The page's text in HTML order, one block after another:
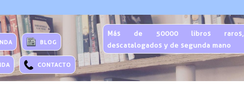
BLOG
CONTACTO
Más de 50000 libros raros,
descatalogados y de segunda mano